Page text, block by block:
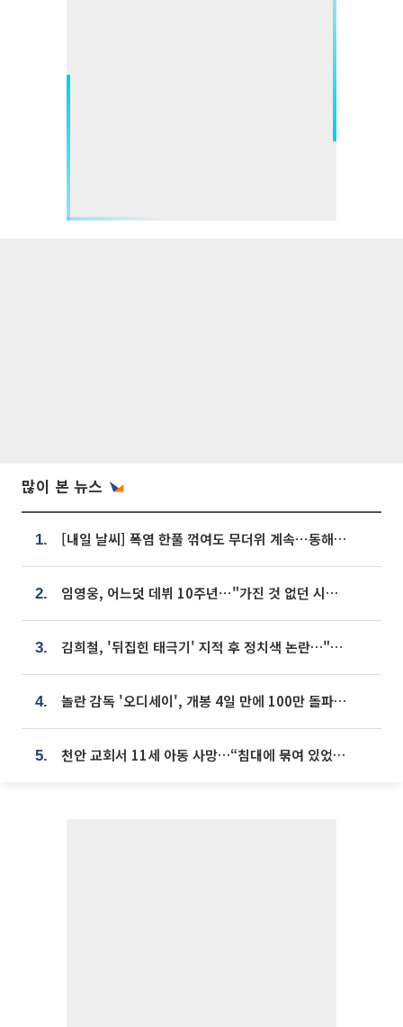
많이 본 뉴스
1. [내일 날씨] 폭염 한풀 꺾여도 무더위 계속⋯동해안 이틀 연속 비
2. 임영웅, 어느덧 데뷔 10주년⋯"가진 것 없던 시절, 내 앞엔 20명의 팬뿐"
3. 김희철, '뒤집힌 태극기' 지적 후 정치색 논란…"좌우 떠나 우리나라 국기"
4. 놀란 감독 '오디세이', 개봉 4일 만에 100만 돌파⋯'왕사남' 보다 빠르다
5. 천안 교회서 11세 아동 사망…“침대에 묶여 있었다” 진술 확보